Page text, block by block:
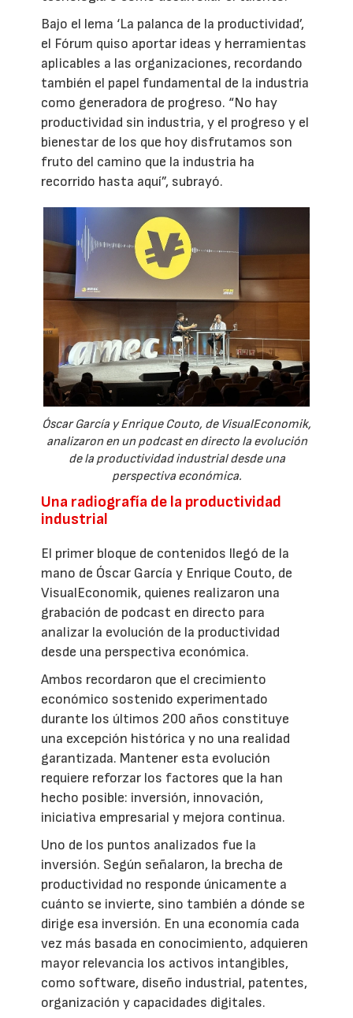
Bajo el lema ‘La palanca de la productividad’,
el Fórum quiso aportar ideas y herramientas
aplicables a las organizaciones, recordando
también el papel fundamental de la industria
como generadora de progreso. “No hay
productividad sin industria, y el progreso y el
bienestar de los que hoy disfrutamos son
fruto del camino que la industria ha
recorrido hasta aquí”, subrayó.
Óscar García y Enrique Couto, de VisualEconomik,
analizaron en un podcast en directo la evolución
de la productividad industrial desde una
perspectiva económica.
Una radiografía de la productividad
industrial
El primer bloque de contenidos llegó de la
mano de Óscar García y Enrique Couto, de
VisualEconomik, quienes realizaron una
grabación de podcast en directo para
analizar la evolución de la productividad
desde una perspectiva económica.
Ambos recordaron que el crecimiento
económico sostenido experimentado
durante los últimos 200 años constituye
una excepción histórica y no una realidad
garantizada. Mantener esta evolución
requiere reforzar los factores que la han
hecho posible: inversión, innovación,
iniciativa empresarial y mejora continua.
Uno de los puntos analizados fue la
inversión. Según señalaron, la brecha de
productividad no responde únicamente a
cuánto se invierte, sino también a dónde se
dirige esa inversión. En una economía cada
vez más basada en conocimiento, adquieren
mayor relevancia los activos intangibles,
como software, diseño industrial, patentes,
organización y capacidades digitales.